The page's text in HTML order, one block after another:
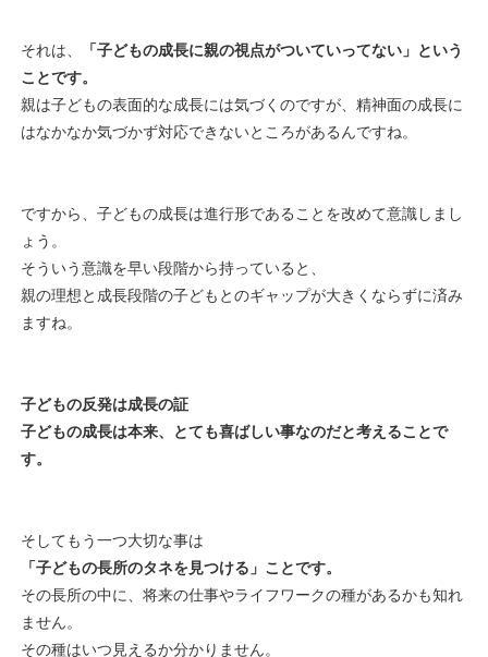
それは、
「子どもの成長に親の視点がついていってない」という
ことです。
親は子どもの表面的な成長には気づくのですが、精神面の成長に
はなかなか気づかず対応できないところがあるんですね。
ですから、子どもの成長は進行形であることを改めて意識しまし
ょう。
そういう意識を早い段階から持っていると、
親の理想と成長段階の子どもとのギャップが大きくならずに済み
ますね。
子どもの反発は成長の証
子どもの成長は本来、とても喜ばしい事なのだと考えることで
す。
そしてもう一つ大切な事は
「子どもの長所のタネを見つける」ことです。
その長所の中に、将来の仕事やライフワークの種があるかも知れ
ません。
その種はいつ見えるか分かりません。